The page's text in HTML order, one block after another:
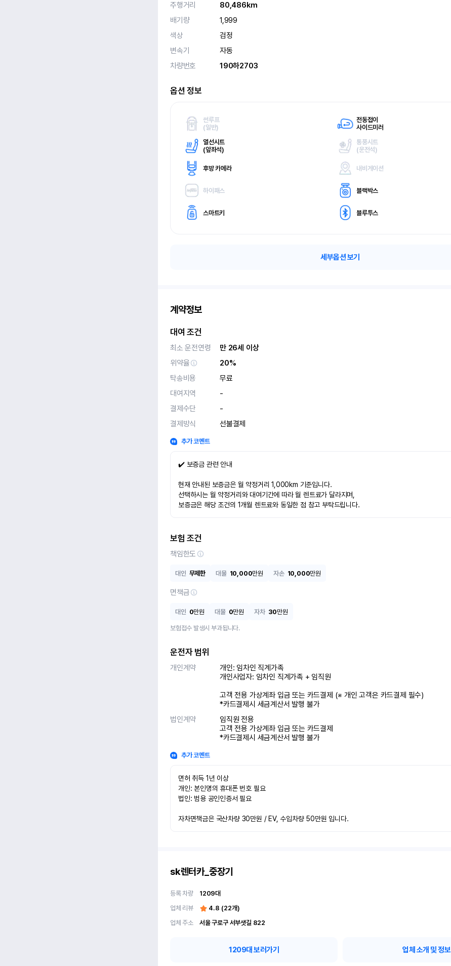
주행거리
80,486km
배기량
1,999
색상
검정
변속기
자동
차량번호
190하2703
옵션 정보
썬루프
(일반)
전동접이
사이드미러
열선시트
(앞좌석)
통풍시트
(운전석)
후방 카메라 내비게이션
하이패스 블랙박스
스마트키 블루투스
세부옵션 보기
계약정보
대여 조건
최소 운전연령
만 26세 이상
위약율
20%
탁송비용
무료
대여지역
-
결제수단
-
결제방식
선불결제
추가 코멘트
✔️ 보증금 관련 안내
현재 안내된 보증금은 월 약정거리 1,000km 기준입니다.
선택하시는 월 약정거리와 대여기간에 따라 월 렌트료가 달라지며,
보증금은 해당 조건의 1개월 렌트료와 동일한 점 참고 부탁드립니다.
보험 조건
책임한도
대인 무제한 대물 10,000만원 자손 10,000만원
면책금
대인 0만원 대물 0만원 자차 30만원
보험접수 발생시 부과됩니다.
운전자 범위
개인계약
개인: 임차인 직계가족
개인사업자: 임차인 직계가족 + 임직원
고객 전용 가상계좌 입금 또는 카드결제 (※ 개인 고객은 카드결제 필수)
*카드결제시 세금계산서 발행 불가
법인계약
임직원 전용
고객 전용 가상계좌 입금 또는 카드결제
*카드결제시 세금계산서 발행 불가
추가 코멘트
면허 취득 1년 이상
개인: 본인명의 휴대폰 번호 필요
법인: 범용 공인인증서 필요
자차면책금은 국산차량 30만원 / EV, 수입차량 50만원 입니다.
sk렌터카_중장기
등록 차량 1209대
업체 리뷰
4.8 (22개)
업체 주소
서울 구로구 서부샛길 822
1209대 보러가기 업체 소개 및 정보